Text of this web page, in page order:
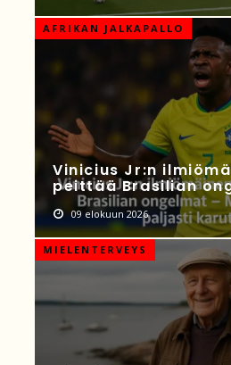
AFRIKAN JALKAPALLO
Vinicius Jr:n
peittää Brasilian
09 elokuun 2026
MIELENTERVEYS